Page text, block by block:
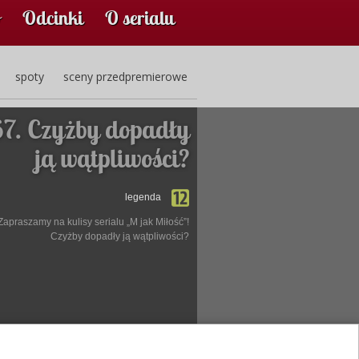
Odcinki O serialu
sceny przedpremierowe
spoty
Czyżby dopadły
ją wątpliwości?
legenda
na kulisy serialu „M jak Miłość”!
Czyżby dopadły ją wątpliwości?